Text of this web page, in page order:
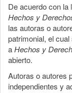
De acuerdo con la
Hechos y
las autoras o
patrimonial, el
aHechos y
abierto.
Autoras o autores
independientes y